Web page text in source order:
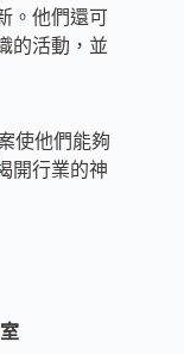
。他們還可
的活動，並
使他們能夠
開行業的神